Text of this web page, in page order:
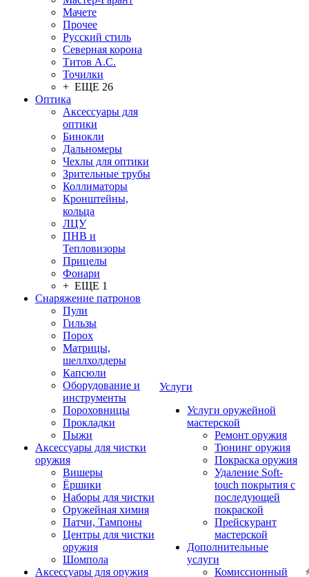
Мачете
Прочее
Русский стиль
Северная корона
Титов А.С.
Точилки
+ ЕЩЕ 26
Оптика
Аксессуары для
оптики
Бинокли
Дальномеры
Чехлы для оптики
Зрительные трубы
Коллиматоры
Кронштейны,
кольца
ЛЦУ
ПНВ и
Тепловизоры
Прицелы
Фонари
+ ЕЩЕ 1
Снаряжение патронов
Пули
Гильзы
Порох
Матрицы,
шеллхолдеры
Капсюли
Оборудование и
инструменты
Пороховницы
Прокладки
Пыжи
Аксессуары для чистки
оружия
Вишеры
Ёршики
Наборы для чистки
Оружейная химия
Патчи, Тампоны
Центры для чистки
оружия
Шомпола
Аксессуары для оружия
Услуги
Услуги оружейной
мастерской
Ремонт оружия
Тюнинг оружия
Покраска оружия
Удаление Soft-
touch покрытия с
последующей
покраской
Прейскурант
мастерской
Дополнительные
услуги
Комиссионный